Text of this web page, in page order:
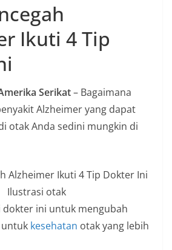
Ikuti 4 Tip
Serikat– Bagaimana
Alzheimer yang dapat
otak Anda sedini mungkin di
Ilustrasi otak
dokter ini untuk mengubah
untuk kesehatan otak yang lebih